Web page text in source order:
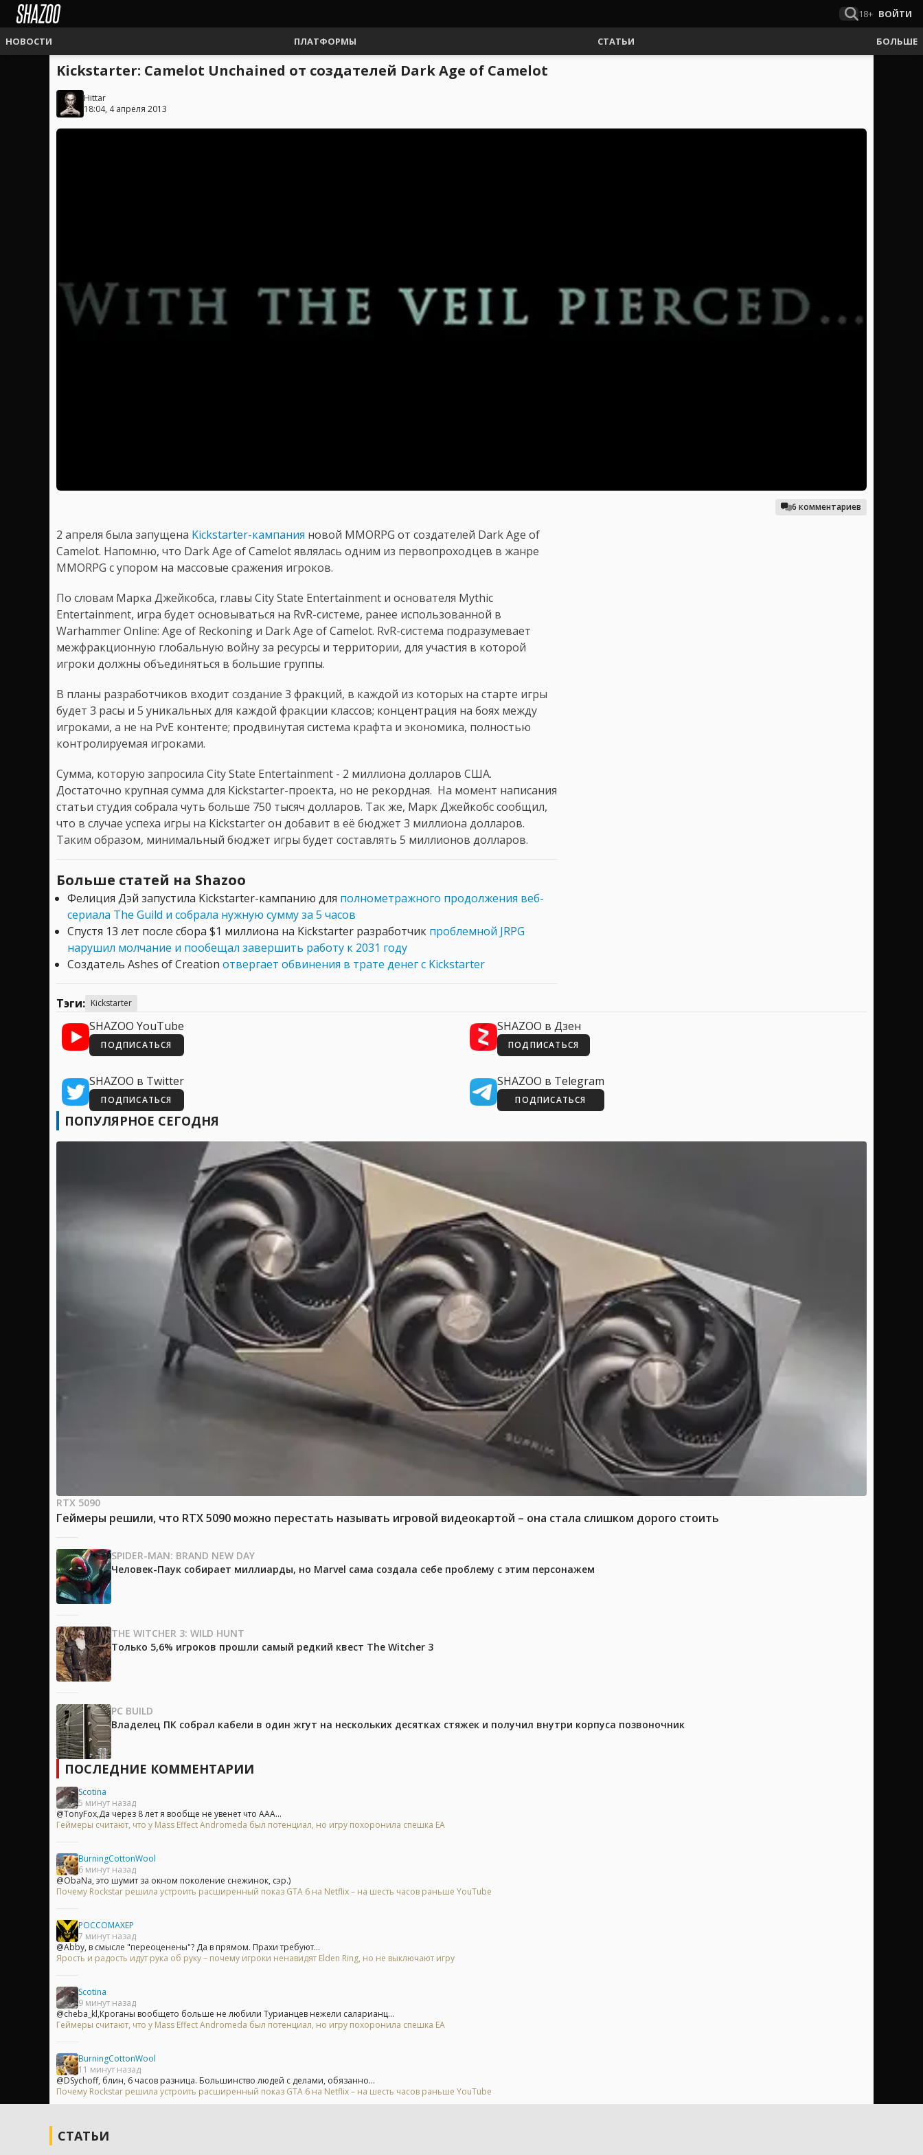
18+ ВОЙТИ
НОВОСТИ ПЛАТФОРМЫ СТАТЬИ БОЛЬШЕ
Kickstarter: Camelot Unchained от создателей Dark Age of Camelot
Hittar
18:04, 4 апреля 2013
6 комментариев
2 апреля была запущена Kickstarter-кампания новой MMORPG от создателей Dark Age of
Camelot. Напомню, что Dark Age of Camelot являлась одним из первопроходцев в жанре
MMORPG с упором на массовые сражения игроков.
По словам Марка Джейкобса, главы City State Entertainment и основателя Mythic
Entertainment, игра будет основываться на RvR-системе, ранее использованной в
Warhammer Online: Age of Reckoning и Dark Age of Camelot. RvR-система подразумевает
межфракционную глобальную войну за ресурсы и территории, для участия в которой
игроки должны объединяться в большие группы.
В планы разработчиков входит создание 3 фракций, в каждой из которых на старте игры
будет 3 расы и 5 уникальных для каждой фракции классов; концентрация на боях между
игроками, а не на PvE контенте; продвинутая система крафта и экономика, полностью
контролируемая игроками.
Сумма, которую запросила City State Entertainment - 2 миллиона долларов США.
Достаточно крупная сумма для Kickstarter-проекта, но не рекордная. На момент написания
статьи студия собрала чуть больше 750 тысяч долларов. Так же, Марк Джейкобс сообщил,
что в случае успеха игры на Kickstarter он добавит в её бюджет 3 миллиона долларов.
Таким образом, минимальный бюджет игры будет составлять 5 миллионов долларов.
Больше статей на Shazoo
Фелиция Дэй запустила Kickstarter-кампанию для полнометражного продолжения веб-
сериала The Guild и собрала нужную сумму за 5 часов
Спустя 13 лет после сбора $1 миллиона на Kickstarter разработчик проблемной JRPG
нарушил молчание и пообещал завершить работу к 2031 году
Создатель Ashes of Creation отвергает обвинения в трате денег с Kickstarter
Тэги: Kickstarter
SHAZOO YouTube
ПОДПИСАТЬСЯ
SHAZOO в Дзен
ПОДПИСАТЬСЯ
SHAZOO в Twitter
ПОДПИСАТЬСЯ
SHAZOO в Telegram
ПОДПИСАТЬСЯ
ПОПУЛЯРНОЕ СЕГОДНЯ
RTX 5090
Геймеры решили, что RTX 5090 можно перестать называть игровой видеокартой – она стала слишком дорого стоить
SPIDER-MAN: BRAND NEW DAY
Человек-Паук собирает миллиарды, но Marvel сама создала себе проблему с этим персонажем
THE WITCHER 3: WILD HUNT
Только 5,6% игроков прошли самый редкий квест The Witcher 3
PC BUILD
Владелец ПК собрал кабели в один жгут на нескольких десятках стяжек и получил внутри корпуса позвоночник
ПОСЛЕДНИЕ КОММЕНТАРИИ
Scotina
5 минут назад
@TonyFox,Да через 8 лет я вообще не увенет что ААА...
Геймеры считают, что у Mass Effect Andromeda был потенциал, но игру похоронила спешка EA
BurningCottonWool
6 минут назад
@ObaNa, это шумит за окном поколение снежинок, сэр.)
Почему Rockstar решила устроить расширенный показ GTA 6 на Netflix – на шесть часов раньше YouTube
POCCOMAXEP
7 минут назад
@Abby, в смысле "переоценены"? Да в прямом. Прахи требуют...
Ярость и радость идут рука об руку – почему игроки ненавидят Elden Ring, но не выключают игру
Scotina
9 минут назад
@cheba_kl,Кроганы вообщето больше не любили Турианцев нежели саларианц...
Геймеры считают, что у Mass Effect Andromeda был потенциал, но игру похоронила спешка EA
BurningCottonWool
11 минут назад
@DSychoff, блин, 6 часов разница. Большинство людей с делами, обязанно...
Почему Rockstar решила устроить расширенный показ GTA 6 на Netflix – на шесть часов раньше YouTube
СТАТЬИ